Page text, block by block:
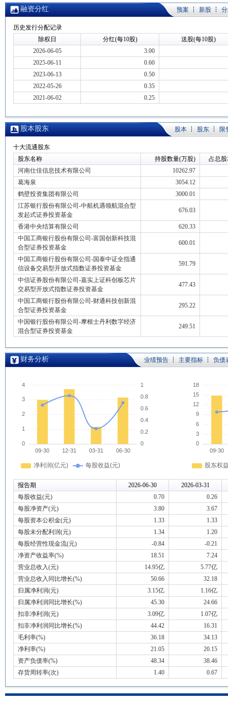
融资分红 预案 新股
历史发行分配记录
除权日
分红(每10股)
送股(每10股)
2026-06-05
3.00
2025-06-11
0.60
2023-06-13
0.50
2022-05-26
0.35
2021-06-02
0.25
股本股东 股本 股东 限
十大流通股东
股东名称
持股数量(万股)
占总
河南仕佳信息技术有限公司
10262.97
葛海泉
3054.12
鹤壁投资集团有限公司
3000.01
江苏银行股份有限公司-中航机遇领航混合型
发起式证券投资基金
676.03
香港中央结算有限公司
620.33
中国工商银行股份有限公司-富国创新科技混
合型证券投资基金
600.01
中国工商银行股份有限公司-国泰中证全指通
信设备交易型开放式指数证券投资基金
591.79
中信证券股份有限公司-嘉实上证科创板芯片
交易型开放式指数证券投资基金
477.43
中国工商银行股份有限公司-财通科技创新混
合型证券投资基金
295.22
中国银行股份有限公司-摩根士丹利数字经济
混合型证券投资基金
249.51
财务分析 业绩预告 主要指标 负债
报告期 2026-06-30
2026-03-31
每股收益(元)
0.70
0.26
每股净资产(元)
3.80
3.67
每股资本公积金(元)
1.33
1.33
每股未分配利润(元)
1.34
1.20
每股经营性现金流(元)
-0.84
-0.21
净资产收益率(%)
18.51
7.24
营业总收入(元)
14.95亿
5.77亿
营业总收入同比增长(%)
50.66
32.18
归属净利润(元)
3.15亿
1.16亿
归属净利润同比增长(%)
45.30
24.66
扣非净利润(元)
3.09亿
1.07亿
扣非净利润同比增长(%)
44.42
16.31
毛利率(%)
36.18
34.13
净利率(%)
21.05
20.15
资产负债率(%)
48.34
38.46
存货周转率(次)
1.40 0.67